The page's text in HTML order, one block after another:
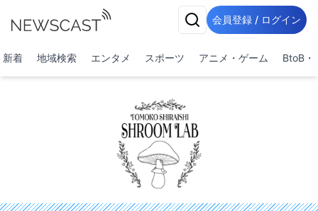
会員登録 / ログイン
新着 地域検索 エンタメ スポーツ アニメ・ゲーム BtoB・